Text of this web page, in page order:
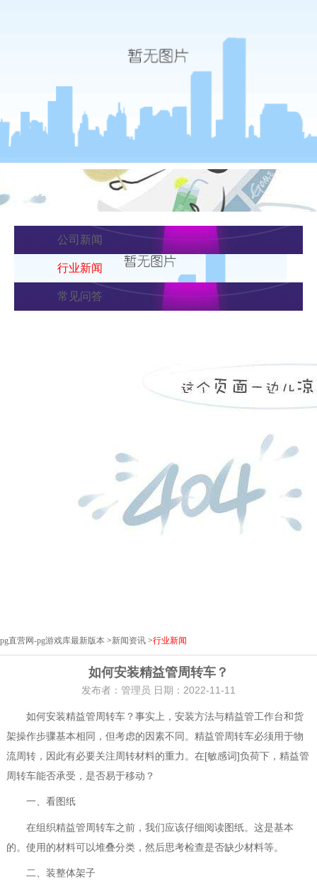
新闻资讯
公司新闻
行业新闻
常见问答
pg直营网-pg游戏库最新版本 >新闻资讯 >行业新闻
如何安装精益管周转车？
发布者：管理员 日期：2022-11-11
如何安装精益管周转车？事实上，安装方法与精益管工作台和货
架操作步骤基本相同，但考虑的因素不同。精益管周转车必须用于物
流周转，因此有必要关注周转材料的重力。在[敏感词]负荷下，精益管
周转车能否承受，是否易于移动？
一、看图纸
在组织精益管周转车之前，我们应该仔细阅读图纸。这是基本
的。使用的材料可以堆叠分类，然后思考检查是否缺少材料等。
二、装整体架子